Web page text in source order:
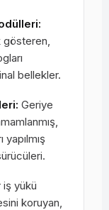
gösteren,
bellekler.
Geriye
iş yükü
koruyan,